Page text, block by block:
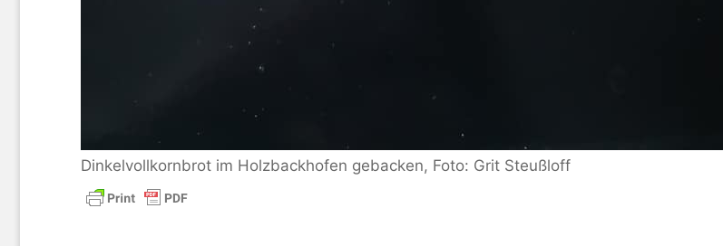
Dinkelvollkornbrot im Holzbackhofen gebacken, Foto: Grit Steußloff